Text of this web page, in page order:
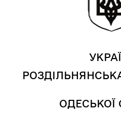
ОДЕСЬКОЇ